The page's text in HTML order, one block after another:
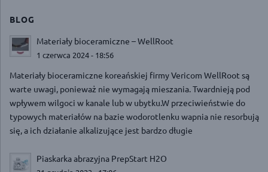
BLOG
Materiały bioceramiczne – WellRoot
1 czerwca 2024 - 18:56
Materiały bioceramiczne koreańskiej firmy Vericom WellRoot są
warte uwagi, ponieważ nie wymagają mieszania. Twardnieją pod
wpływem wilgoci w kanale lub w ubytku.W przeciwieństwie do
typowych materiałów na bazie wodorotlenku wapnia nie resorbują
się, a ich działanie alkalizujące jest bardzo długie
Piaskarka abrazyjna PrepStart H2O